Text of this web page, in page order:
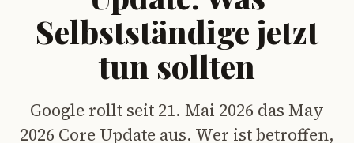
Selbstständige jetzt
tun sollten
Google rollt seit 21. Mai 2026 das May
2026 Core Update aus. Wer ist betroffen,